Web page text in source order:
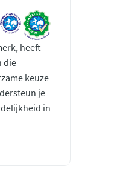
heeft
die
keuze
je
in